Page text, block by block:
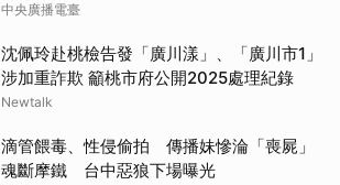
中央廣播電臺
沈佩玲赴桃檢告發「廣川漾」、「廣川市1」
涉加重詐欺 籲桃市府公開2025處理紀錄
Newtalk
滴管餵毒、性侵偷拍 傳播妹慘淪「喪屍」
魂斷摩鐵 台中惡狼下場曝光